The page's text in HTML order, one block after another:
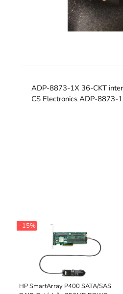
ADP-8873-1X 36-CKT
CS Electronics ADP-8873-
HP SmartArray P400 SATA/SAS
- 15%